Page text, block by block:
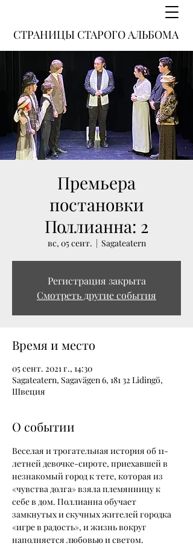
СТРАНИЦЫ СТАРОГО АЛЬБОМА
Премьера
постановки
Поллианна: 2
вс, 05 сент.
  |
Sagateatern
Регистрация закрыта
Смотреть другие события
Время и место
05 сент. 2021 г., 14:30
Sagateatern, Sagavägen 6, 181 32 Lidingö,
Швеция
О событии
Веселая и трогательная история об 11-
летней девочке-сироте, приехавшей в
незнакомый город к тете, которая из
«чувства долга» взяла племянницу к
себе в дом. Поллианна обучает
замкнутых и скучных жителей городка
«игре в радость», и жизнь вокруг
наполняется любовью и светом.